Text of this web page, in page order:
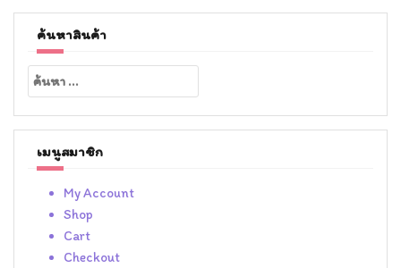
ค้นหาสินค้า
ค้นหา
สำหรับ:
เมนูสมาชิก
My Account
Shop
Cart
Checkout